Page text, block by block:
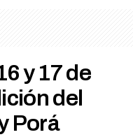
y 17 de
del
Porá